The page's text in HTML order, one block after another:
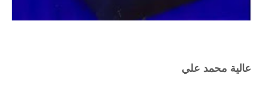
عالية محمد علي